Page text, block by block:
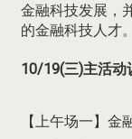
金融科技发展，
的金融科技人才。
10/19(三)主活动
【上午场一】